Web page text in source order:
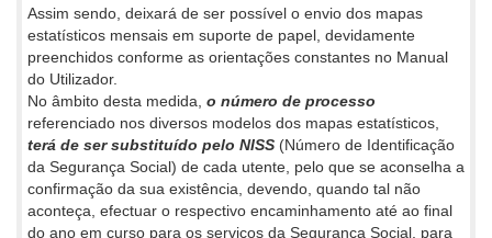
Assim sendo, deixará de ser possível o envio dos mapas
estatísticos mensais em suporte de papel, devidamente
preenchidos conforme as orientações constantes no Manual
do Utilizador.
No âmbito desta medida, o número de processo
referenciado nos diversos modelos dos mapas estatísticos,
terá de ser substituído pelo NISS (Número de Identificação
da Segurança Social) de cada utente, pelo que se aconselha a
confirmação da sua existência, devendo, quando tal não
aconteça, efectuar o respectivo encaminhamento até ao final
do ano em curso para os serviços da Segurança Social, para